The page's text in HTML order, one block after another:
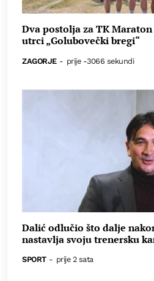
Dva postolja za TK
utrci „Golubovečki bregi“
ZAGORJE - prije -3066 sekundi
Dalić odlučio što dalje
nastavlja svoju trenersku
SPORT - prije 2 sata